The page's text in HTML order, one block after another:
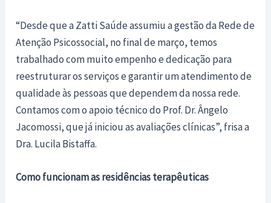
“Desde que a Zatti Saúde assumiu a gestão da Rede de
Atenção Psicossocial, no final de março, temos
trabalhado com muito empenho e dedicação para
reestruturar os serviços e garantir um atendimento de
qualidade às pessoas que dependem da nossa rede.
Contamos com o apoio técnico do Prof. Dr. Ângelo
Jacomossi, que já iniciou as avaliações clínicas”, frisa a
Dra. Lucila Bistaffa.
Como funcionam as residências terapêuticas